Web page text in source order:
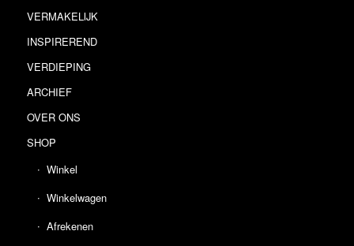
VERMAKELIJK
INSPIREREND
VERDIEPING
ARCHIEF
OVER ONS
SHOP
Winkel
Winkelwagen
Afrekenen